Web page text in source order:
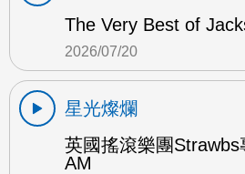
The Very Best of
2026/07/20
星光燦爛
英國搖滾樂團Strawbs
AM